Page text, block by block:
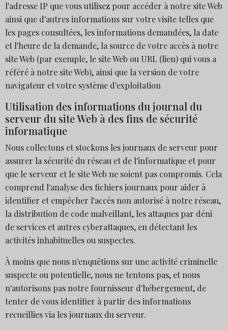
l'adresse IP que vous utilisez pour accéder à notre site Web
ainsi que d'autres informations sur votre visite telles que
les pages consultées, les informations demandées, la date
et l'heure de la demande, la source de votre accès à notre
site Web (par exemple, le site Web ou URL (lien) qui vous a
référé à notre site Web), ainsi que la version de votre
navigateur et votre système d'exploitation
Utilisation des informations du journal du
serveur du site Web à des fins de sécurité
informatique
Nous collectons et stockons les journaux de serveur pour
assurer la sécurité du réseau et de l'informatique et pour
que le serveur et le site Web ne soient pas compromis. Cela
comprend l'analyse des fichiers journaux pour aider à
identifier et empêcher l'accès non autorisé à notre réseau,
la distribution de code malveillant, les attaques par déni
de services et autres cyberattaques, en détectant les
activités inhabituelles ou suspectes.
À moins que nous n'enquêtions sur une activité criminelle
suspecte ou potentielle, nous ne tentons pas, et nous
n'autorisons pas notre fournisseur d'hébergement, de
tenter de vous identifier à partir des informations
recueillies via les journaux du serveur.